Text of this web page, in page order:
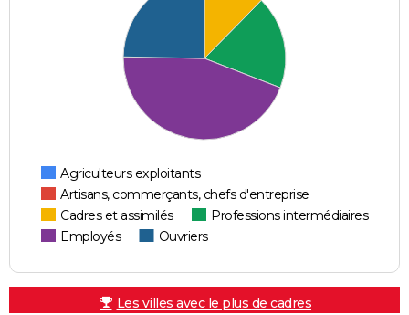
Agriculteurs exploitants
Artisans, commerçants, chefs d'entreprise
Cadres et assimilés
Professions intermédiaires
Employés
Ouvriers
Les villes avec le plus de cadres